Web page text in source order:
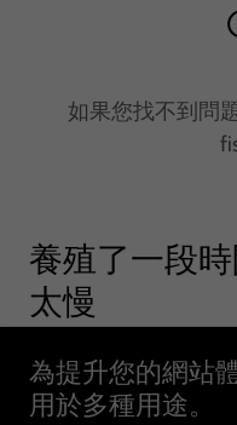
如果您找不到問
養殖了一段
太慢
為提升您的網站
用於多種用途。